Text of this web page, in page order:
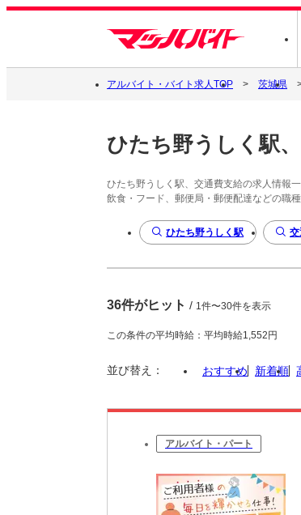
アルバイト・バイト求人TOP 茨城県
ひたち野うしく駅
ひたち野うしく駅、交通費支給の求人情報一
飲食・フード、郵便局・郵便配達などの職
ひたち野うしく駅
36件がヒット / 1件〜30件を表示
この条件の平均時給：平均時給1,552円
並び替え： おすすめ 新着順
アルバイト・パート